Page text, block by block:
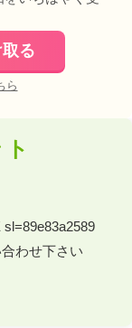
る
ら
sl=89e83a2589
わせ下さい